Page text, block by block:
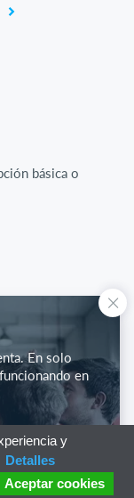
básica o
cubren tus
En solo
en
y
Detalles
Aceptar cookies